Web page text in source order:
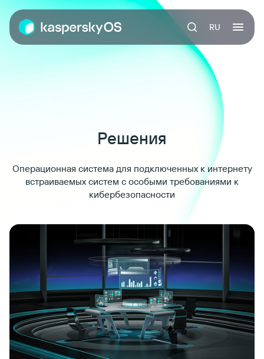
RU
Решения
Операционная система для подключенных к интернету
встраиваемых систем с особыми требованиями к
кибербезопасности